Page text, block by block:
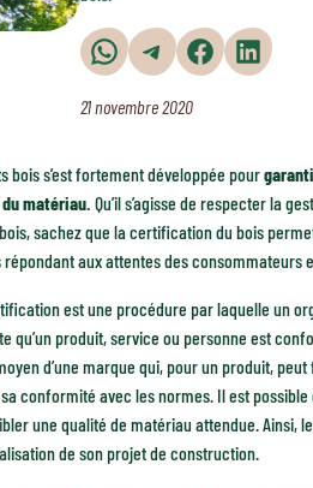
Partager sur WhatsApp Partager sur Telegram Partager sur Facebook Partager sur LinkedIn
21 novembre 2020
s’est fortement développée pour
matériau. Qu’il s’agisse de respecter la
sachez que la certification du bois
aux attentes des consommateurs
est une procédure par laquelle un
qu’un produit, service ou personne est
d’une marque qui, pour un produit,
conformité avec les normes. Il est
une qualité de matériau attendue. Ainsi,
de son projet de construction.